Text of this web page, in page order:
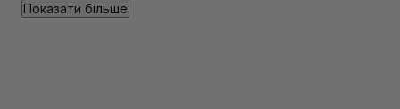
Показати більше